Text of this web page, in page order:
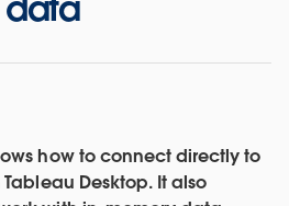
how to connect directly to
Desktop. It also